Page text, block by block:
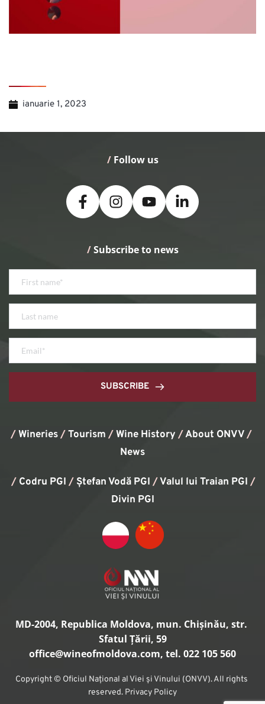
ianuarie 1, 2023
/ Follow us
/ Subscribe to news
SUBSCRIBE
/Wineries/Tourism /Wine History / About ONVV/
News
/ Codru PGI / Ștefan Vodă PGI /Valul lui Traian PGI
Divin PGI
MD-2004, Republica Moldova, mun. Chișinău, str.
Sfatul Țării, 59
office@wineofmoldova.com, tel. 022 105 560
Copyright © Oficiul Național al Viei și Vinului (ONVV). All rights
reserved. Privacy Policy